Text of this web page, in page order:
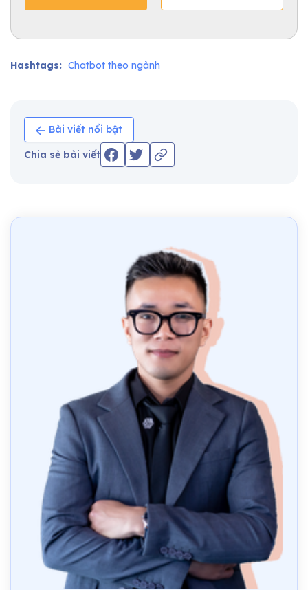
Hashtags: Chatbot theo ngành
Bài viết nổi bật
Chia sẻ bài viết